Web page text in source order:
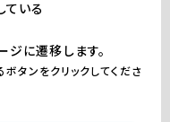
ている
に遷移します。
タンをクリックしてくださ